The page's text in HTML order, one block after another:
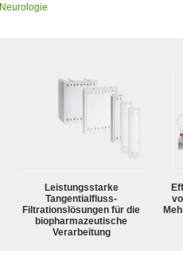
Neurologie
Leistungsstarke
Tangentialfluss-
Filtrationslösungen für die
biopharmazeutische
Verarbeitung